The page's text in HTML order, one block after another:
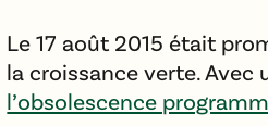
Le 17 août 2015 était
la croissance verte. Avec
l’obsolescence